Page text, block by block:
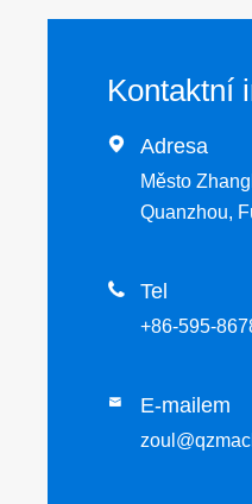
Kontaktní
 Adresa
Město
Quanzhou,
 Tel
+86-595-
 E-mailem